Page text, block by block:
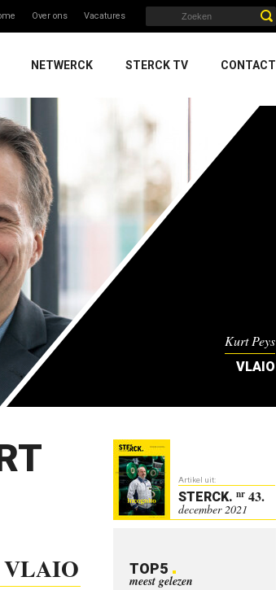
Over ons Vacatures
NETWERCK STERCK TV CONTACT
Kurt Peys
VLAIO
VLAIO
Artikel uit:
STERCK. nr 43.
december 2021
TOP5
meest gelezen